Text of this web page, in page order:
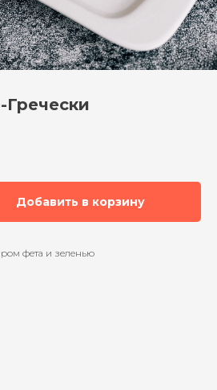
Добавить в корзину
фета и зеленью